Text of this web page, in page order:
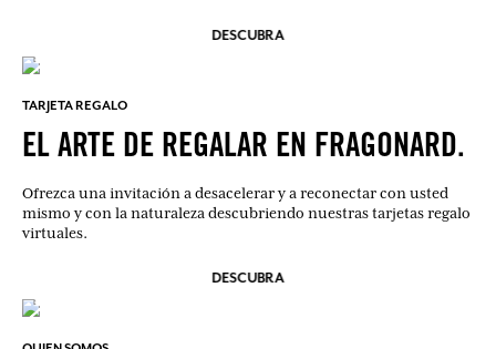
DESCUBRA
TARJETA REGALO
EL ARTE DE REGALAR EN FRAGONARD.
Ofrezca una invitación a desacelerar y a reconectar con usted
mismo y con la naturaleza descubriendo nuestras tarjetas regalo
virtuales.
DESCUBRA